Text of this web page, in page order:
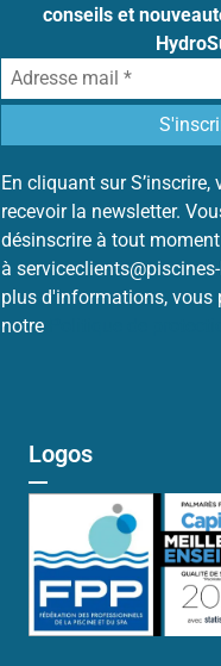
conseils et
En cliquant sur S’inscrire,
recevoir la newsletter.
désinscrire à tout
à
plus d'informations, vous
notre
Logos